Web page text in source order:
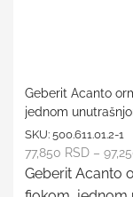
Geberit Acanto
jednom
SKU: 500.611.01.2-1
77,850 RSD –
Geberit Acanto